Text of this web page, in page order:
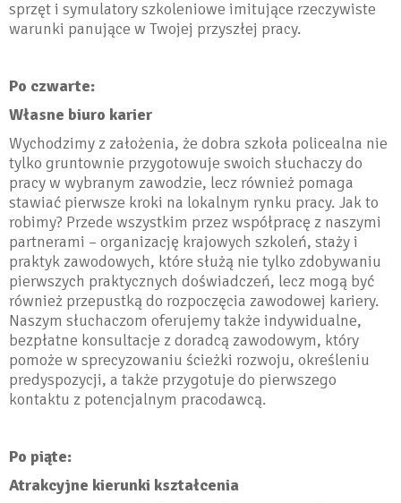
sprzęt i symulatory szkoleniowe imitujące rzeczywiste
warunki panujące w Twojej przyszłej pracy.
Po czwarte:
Własne biuro karier
Wychodzimy z założenia, że dobra szkoła policealna nie
tylko gruntownie przygotowuje swoich słuchaczy do
pracy w wybranym zawodzie, lecz również pomaga
stawiać pierwsze kroki na lokalnym rynku pracy. Jak to
robimy? Przede wszystkim przez współpracę z naszymi
partnerami – organizację krajowych szkoleń, staży i
praktyk zawodowych, które służą nie tylko zdobywaniu
pierwszych praktycznych doświadczeń, lecz mogą być
również przepustką do rozpoczęcia zawodowej kariery.
Naszym słuchaczom oferujemy także indywidualne,
bezpłatne konsultacje z doradcą zawodowym, który
pomoże w sprecyzowaniu ścieżki rozwoju, określeniu
predyspozycji, a także przygotuje do pierwszego
kontaktu z potencjalnym pracodawcą.
Po piąte:
Atrakcyjne kierunki kształcenia